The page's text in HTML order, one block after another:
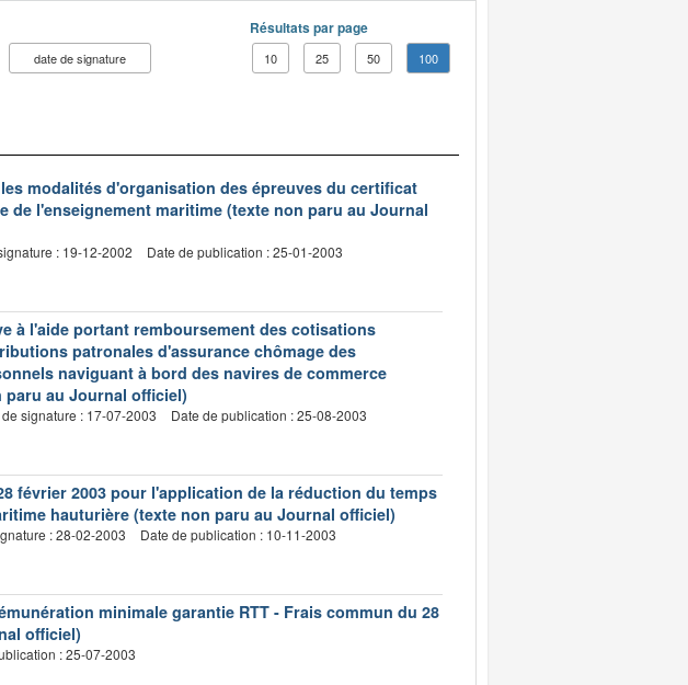
date de signature
Résultats par page
10 25 50 100
modalités d'organisation des épreuves du certificat
de l'enseignement maritime (texte non paru au Journal
: 19-12-2002 Date de publication : 25-01-2003
à l'aide portant remboursement des cotisations
patronales d'assurance chômage des
naviguant à bord des navires de commerce
au Journal officiel)
signature : 17-07-2003 Date de publication : 25-08-2003
février 2003 pour l'application de la réduction du temps
hauturière (texte non paru au Journal officiel)
: 28-02-2003 Date de publication : 10-11-2003
minimale garantie RTT - Frais commun du 28
officiel)
: 25-07-2003